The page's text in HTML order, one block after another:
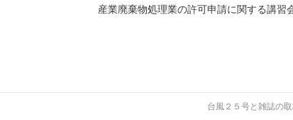
産業廃棄物処理業の許可申請に関する講習
台風２５号と雑誌の